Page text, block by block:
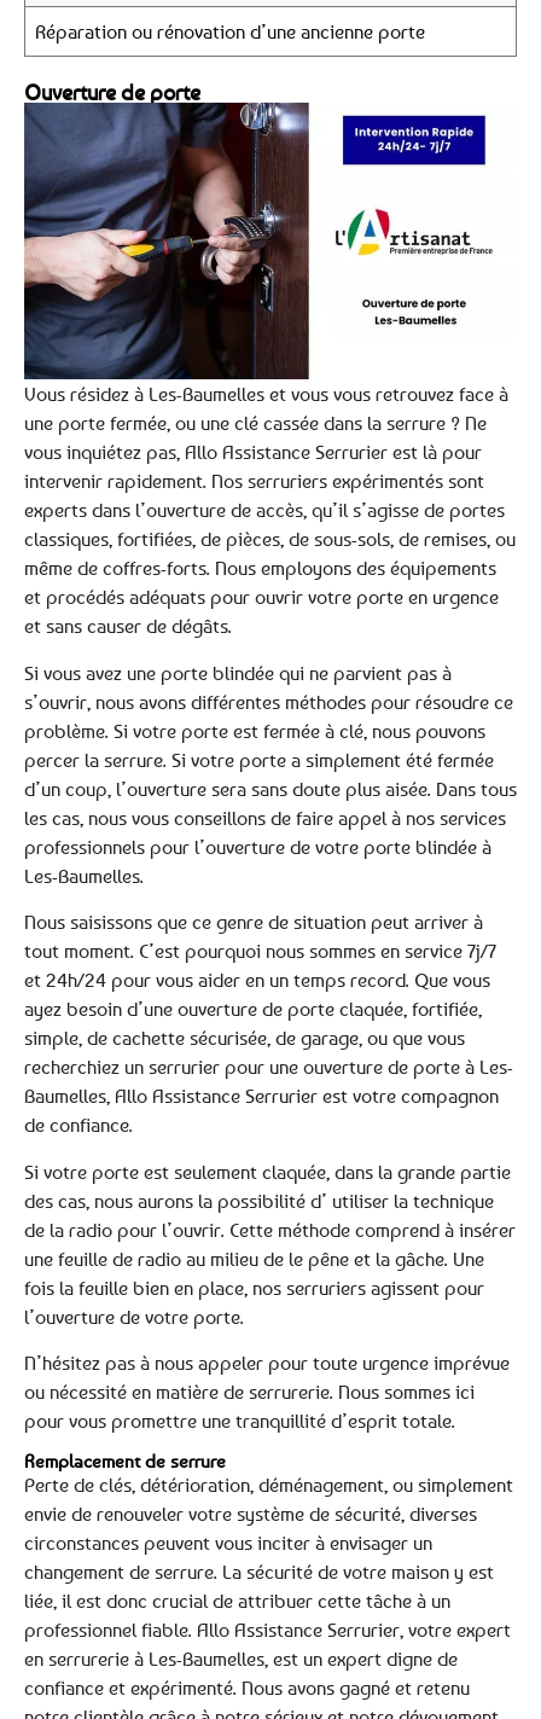
Réparation ou rénovation d’une ancienne porte
Ouverture de porte
Vous résidez à Les-Baumelles et vous vous retrouvez face à
une porte fermée, ou une clé cassée dans la serrure ? Ne
vous inquiétez pas, Allo Assistance Serrurier est là pour
intervenir rapidement. Nos serruriers expérimentés sont
experts dans l’ouverture de accès, qu’il s’agisse de portes
classiques, fortifiées, de pièces, de sous-sols, de remises, ou
même de coffres-forts. Nous employons des équipements
et procédés adéquats pour ouvrir votre porte en urgence
et sans causer de dégâts.
Si vous avez une porte blindée qui ne parvient pas à
s’ouvrir, nous avons différentes méthodes pour résoudre ce
problème. Si votre porte est fermée à clé, nous pouvons
percer la serrure. Si votre porte a simplement été fermée
d’un coup, l’ouverture sera sans doute plus aisée. Dans tous
les cas, nous vous conseillons de faire appel à nos services
professionnels pour l’ouverture de votre porte blindée à
Les-Baumelles.
Nous saisissons que ce genre de situation peut arriver à
tout moment. C’est pourquoi nous sommes en service 7j/7
et 24h/24 pour vous aider en un temps record. Que vous
ayez besoin d’une ouverture de porte claquée, fortifiée,
simple, de cachette sécurisée, de garage, ou que vous
recherchiez un serrurier pour une ouverture de porte à Les-
Baumelles, Allo Assistance Serrurier est votre compagnon
de confiance.
Si votre porte est seulement claquée, dans la grande partie
des cas, nous aurons la possibilité d’ utiliser la technique
de la radio pour l’ouvrir. Cette méthode comprend à insérer
une feuille de radio au milieu de le pêne et la gâche. Une
fois la feuille bien en place, nos serruriers agissent pour
l’ouverture de votre porte.
N’hésitez pas à nous appeler pour toute urgence imprévue
ou nécessité en matière de serrurerie. Nous sommes ici
pour vous promettre une tranquillité d’esprit totale.
Remplacement de serrure
Perte de clés, détérioration, déménagement, ou simplement
envie de renouveler votre système de sécurité, diverses
circonstances peuvent vous inciter à envisager un
changement de serrure. La sécurité de votre maison y est
liée, il est donc crucial de attribuer cette tâche à un
professionnel fiable. Allo Assistance Serrurier, votre expert
en serrurerie à Les-Baumelles, est un expert digne de
confiance et expérimenté. Nous avons gagné et retenu